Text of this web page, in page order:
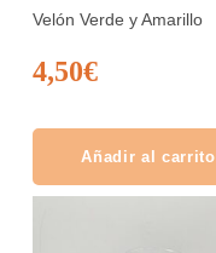
Velón Verde y Amarillo
4,50€
Añadir al carrito